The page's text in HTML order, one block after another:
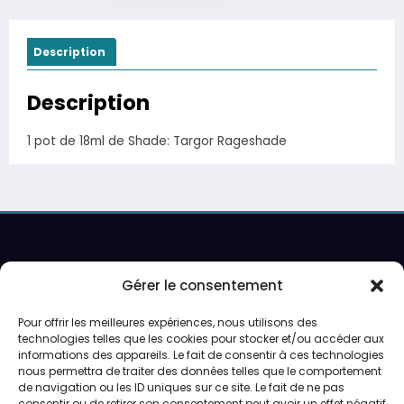
Gérer le consentement
Pour offrir les meilleures expériences, nous utilisons des
technologies telles que les cookies pour stocker et/ou accéder aux
informations des appareils. Le fait de consentir à ces technologies
nous permettra de traiter des données telles que le comportement
de navigation ou les ID uniques sur ce site. Le fait de ne pas
Description
Description
1 pot de 18ml de Shade: Targor Rageshade
Ouverture sur rendez-vous uniquement.
Service de peinture et expéditions du lundi au vendredi.